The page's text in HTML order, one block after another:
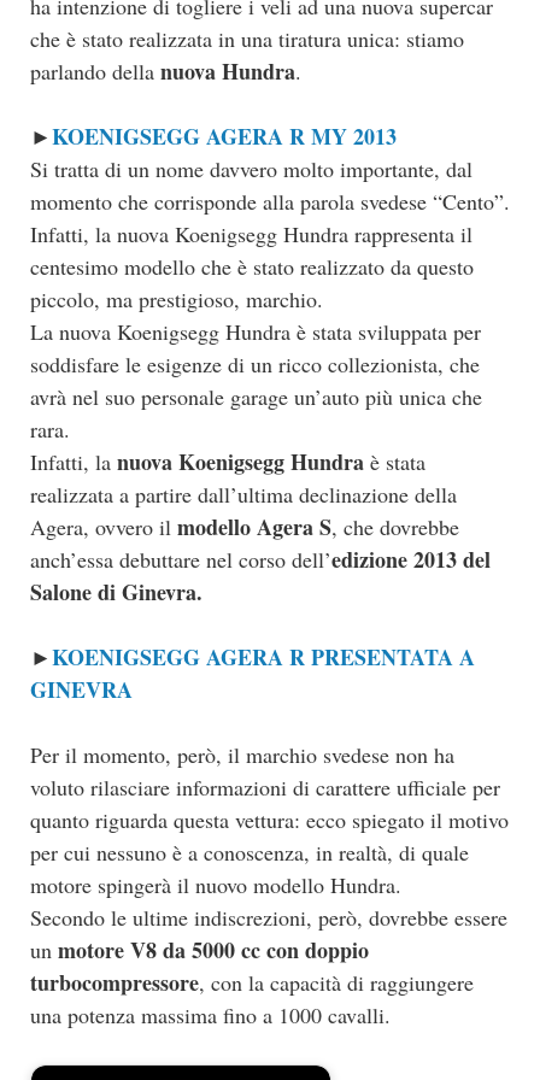
che è stato realizzata in una tiratura unica: stiamo
parlando della nuova Hundra.
►KOENIGSEGG AGERA R MY 2013
Si tratta di un nome davvero molto importante, dal
momento che corrisponde alla parola svedese “Cento”.
Infatti, la nuova Koenigsegg Hundra rappresenta il
centesimo modello che è stato realizzato da questo
piccolo, ma prestigioso, marchio.
La nuova Koenigsegg Hundra è stata sviluppata per
soddisfare le esigenze di un ricco collezionista, che
avrà nel suo personale garage un’auto più unica che
rara.
Infatti, la nuova Koenigsegg Hundra è stata
realizzata a partire dall’ultima declinazione della
Agera, ovvero il modello Agera S, che dovrebbe
anch’essa debuttare nel corso dell’edizione 2013 del
Salone di Ginevra.
►KOENIGSEGG AGERA R PRESENTATA A
GINEVRA
Per il momento, però, il marchio svedese non ha
voluto rilasciare informazioni di carattere ufficiale per
quanto riguarda questa vettura: ecco spiegato il motivo
per cui nessuno è a conoscenza, in realtà, di quale
motore spingerà il nuovo modello Hundra.
Secondo le ultime indiscrezioni, però, dovrebbe essere
un motore V8 da 5000 cc con doppio
turbocompressore, con la capacità di raggiungere
una potenza massima fino a 1000 cavalli.